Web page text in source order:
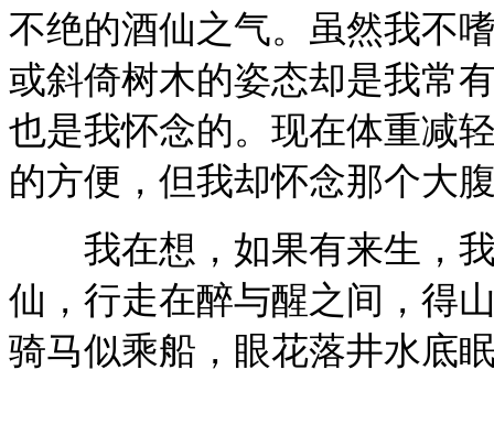
不绝的酒仙之气。虽然我不
或斜倚树木的姿态却是我常
也是我怀念的。现在体重减
的方便，但我却怀念那个大
我在想，如果有来生，我
仙，行走在醉与醒之间，得
骑马似乘船，眼花落井水底